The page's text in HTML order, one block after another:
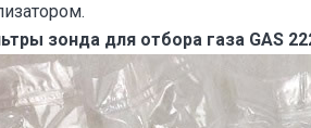
зонда для отбора газа GAS